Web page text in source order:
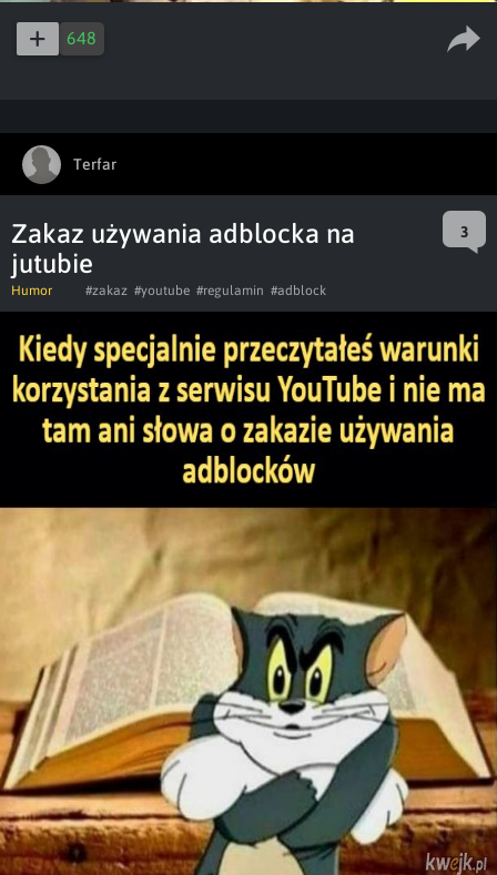
648
Terfar
Zakaz używania adblocka na
jutubie
3
Humor #zakaz #youtube #regulamin #adblock